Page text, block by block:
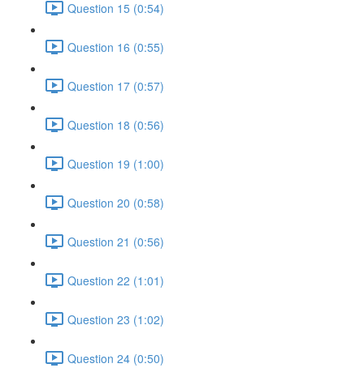
Question 15 (0:54)
Question 16 (0:55)
Question 17 (0:57)
Question 18 (0:56)
Question 19 (1:00)
Question 20 (0:58)
Question 21 (0:56)
Question 22 (1:01)
Question 23 (1:02)
Question 24 (0:50)